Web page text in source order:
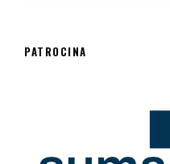
PATROCINA